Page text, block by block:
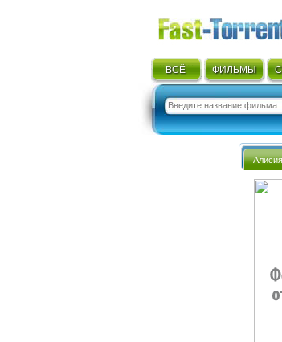
ВСЁ ФИЛЬМЫ